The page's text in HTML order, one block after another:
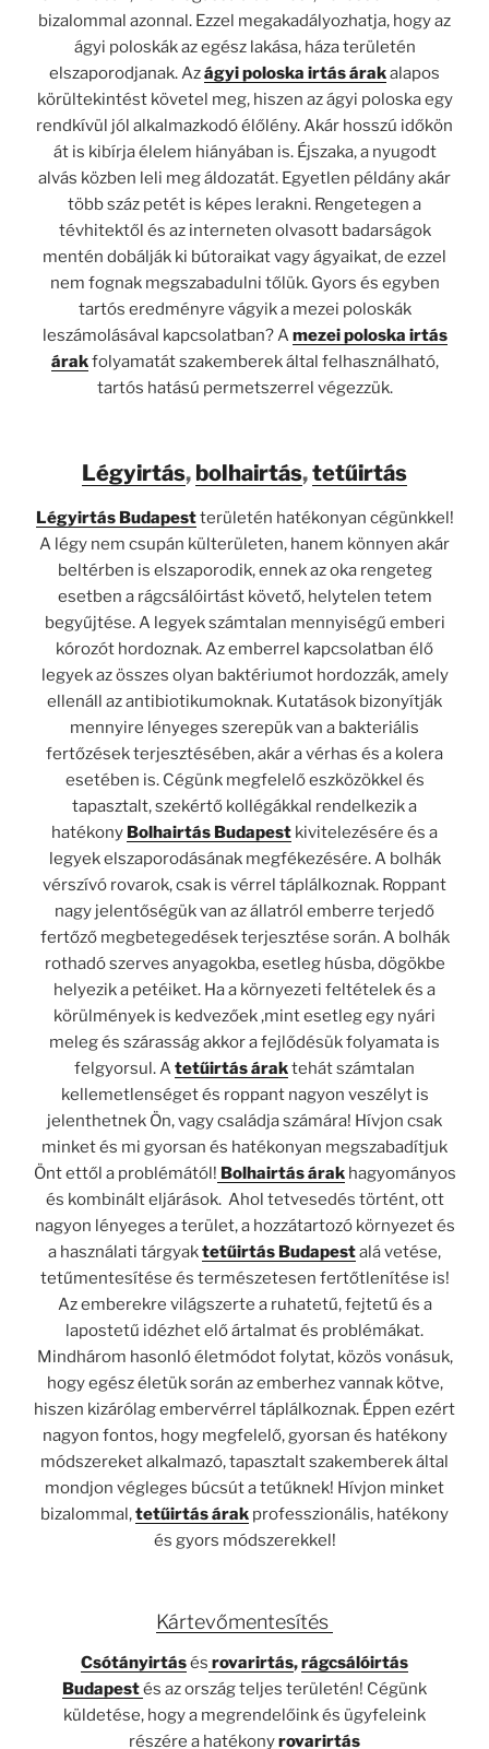
bizalommal azonnal. Ezzel megakadályozhatja, hogy az
ágyi poloskák az egész lakása, háza területén
elszaporodjanak. Azágyi poloska irtás árakalapos
körültekintést követel meg, hiszen az ágyi poloska egy
rendkívül jól alkalmazkodó élőlény. Akár hosszú időkön
át is kibírja élelem hiányában is. Éjszaka, a nyugodt
alvás közben leli meg áldozatát. Egyetlen példány akár
több száz petét is képes lerakni. Rengetegen a
tévhitektől és az interneten olvasott badarságok
mentén dobálják ki bútoraikat vagy ágyaikat, de ezzel
nem fognak megszabadulni tőlük. Gyors és egyben
tartós eredményre vágyik a mezei poloskák
leszámolásával kapcsolatban? Amezei poloska irtás
árakfolyamatát szakemberek által felhasználható,
tartós hatású permetszerrel végezzük.
Légyirtás, bolhairtás,tetűirtás
Légyirtás Budapestterületén hatékonyan cégünkkel!
A légy nem csupán külterületen, hanem könnyen akár
beltérben is elszaporodik, ennek az oka rengeteg
esetben a rágcsálóirtást követő, helytelen tetem
begyűjtése. A legyek számtalan mennyiségű emberi
kórozót hordoznak. Az emberrel kapcsolatban élő
legyek az összes olyan baktériumot hordozzák, amely
ellenáll az antibiotikumoknak. Kutatások bizonyítják
mennyire lényeges szerepük van a bakteriális
fertőzések terjesztésében, akár a vérhas és a kolera
esetében is. Cégünk megfelelő eszközökkel és
tapasztalt, szekértő kollégákkal rendelkezik a
hatékony Bolhairtás Budapest kivitelezésére és a
legyek elszaporodásának megfékezésére. A bolhák
vérszívó rovarok, csak is vérrel táplálkoznak. Roppant
nagy jelentőségük van az állatról emberre terjedő
fertőző megbetegedések terjesztése során. A bolhák
rothadó szerves anyagokba, esetleg húsba, dögökbe
helyezik a petéiket. Ha a környezeti feltételek és a
körülmények is kedvezőek ,mint esetleg egy nyári
meleg és szárasság akkor a fejlődésük folyamata is
felgyorsul. Atetűirtás áraktehát számtalan
kellemetlenséget és roppant nagyon veszélyt is
jelenthetnek Ön, vagy családja számára! Hívjon csak
minket és mi gyorsan és hatékonyan megszabadítjuk
Önt ettől a problémától! Bolhairtás árakhagyományos
és kombinált eljárások. Ahol tetvesedés történt, ott
nagyon lényeges a terület, a hozzátartozó környezet és
a használati tárgyaktetűirtás Budapestalá vetése,
tetűmentesítése és természetesen fertőtlenítése is!
Az emberekre világszerte a ruhatetű, fejtetű és a
lapostetű idézhet elő ártalmat és problémákat.
Mindhárom hasonló életmódot folytat, közös vonásuk,
hogy egész életük során az emberhez vannak kötve,
hiszen kizárólag embervérrel táplálkoznak. Éppen ezért
nagyon fontos, hogy megfelelő, gyorsan és hatékony
módszereket alkalmazó, tapasztalt szakemberek által
mondjon végleges búcsút a tetűknek! Hívjon minket
bizalommal,tetűirtás árak professzionális, hatékony
és gyors módszerekkel!
Kártevőmentesítés
Csótányirtásés rovarirtás,rágcsálóirtás
Budapestés az ország teljes területén! Cégünk
küldetése, hogy a megrendelőink és ügyfeleink
részére a hatékonyrovarirtás